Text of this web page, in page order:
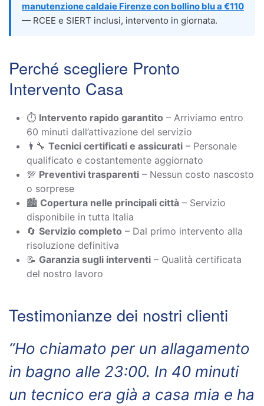
manutenzione caldaie Firenze con bollino blu a €110
— RCEE e SIERT inclusi, intervento in giornata.
Perché scegliere Pronto
Intervento Casa
⏱️ Intervento rapido garantito – Arriviamo entro
60 minuti dall’attivazione del servizio
👨‍🔧 Tecnici certificati e assicurati – Personale
qualificato e costantemente aggiornato
💯 Preventivi trasparenti – Nessun costo nascosto
o sorprese
🏙️ Copertura nelle principali città – Servizio
disponibile in tutta Italia
🔄 Servizio completo – Dal primo intervento alla
risoluzione definitiva
📝 Garanzia sugli interventi – Qualità certificata
del nostro lavoro
Testimonianze dei nostri clienti
“Ho chiamato per un allagamento
in bagno alle 23:00. In 40 minuti
un tecnico era già a casa mia e ha